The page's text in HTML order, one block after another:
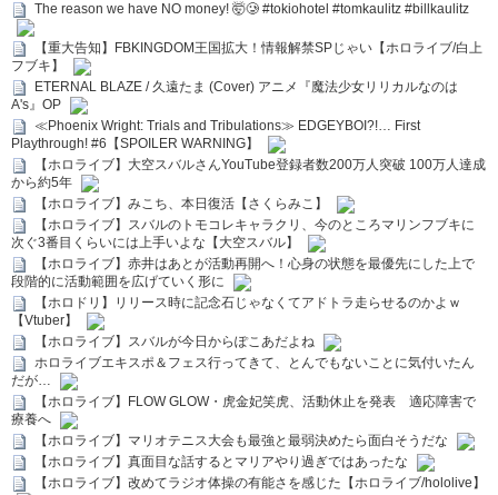
The reason we have NO money! 🤯🥲 #tokiohotel #tomkaulitz #billkaulitz
【重大告知】FBKINGDOM王国拡大！情報解禁SPじゃい【ホロライブ/白上
フブキ】
ETERNAL BLAZE / 久遠たま (Cover) アニメ『魔法少女リリカルなのは
A's』OP
≪Phoenix Wright: Trials and Tribulations≫ EDGEYBOI?!… First
Playthrough! #6【SPOILER WARNING】
【ホロライブ】大空スバルさんYouTube登録者数200万人突破 100万人達成
から約5年
【ホロライブ】みこち、本日復活【さくらみこ】
【ホロライブ】スバルのトモコレキャラクリ、今のところマリンフブキに
次ぐ3番目くらいには上手いよな【大空スバル】
【ホロライブ】赤井はあとが活動再開へ！心身の状態を最優先にした上で
段階的に活動範囲を広げていく形に
【ホロドリ】リリース時に記念石じゃなくてアドトラ走らせるのかよｗ
【Vtuber】
【ホロライブ】スバルが今日からぽこあだよね
ホロライブエキスポ＆フェス行ってきて、とんでもないことに気付いたん
だが…
【ホロライブ】FLOW GLOW・虎金妃笑虎、活動休止を発表 適応障害で
療養へ
【ホロライブ】マリオテニス大会も最強と最弱決めたら面白そうだな
【ホロライブ】真面目な話するとマリアやり過ぎではあったな
【ホロライブ】改めてラジオ体操の有能さを感じた【ホロライブ/hololive】